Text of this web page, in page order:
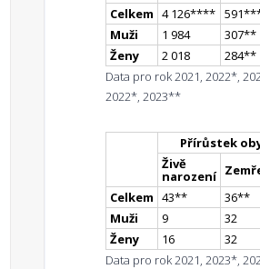
Celkem 4 126**** 591**
Muži
1 984 307**
Ženy
2 018 284**
Data pro rok 2021, 2022*,
2022*, 2023**
Přírůstek
Živě
narození
Celkem 43** 36**
Muži
9 32
Ženy
16 32
Data pro rok 2021, 2023*,